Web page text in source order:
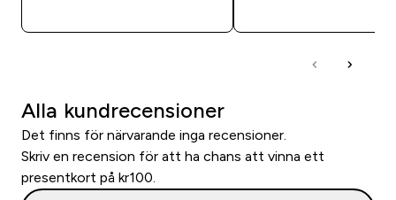
Alla kundrecensioner
Det finns för närvarande inga recensioner.
Skriv en recension för att ha chans att vinna ett
presentkort på kr100.